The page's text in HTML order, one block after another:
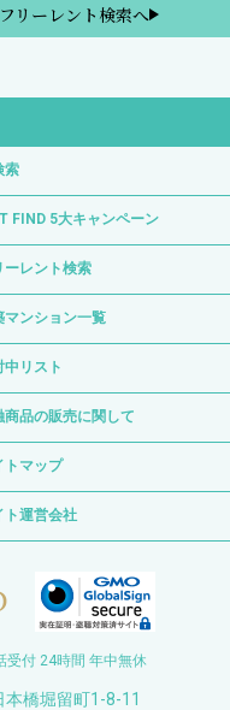
リーレント検索へ
索
FIND 5大キャンペーン
ーレント検索
マンション一覧
中リスト
商品の販売に関して
トマップ
ト運営会社
付 24時間 年中無休
橋堀留町1-8-11